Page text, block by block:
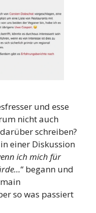
und esse
nicht auch
schreiben?
einer Diskussion
ich mich für
“ begann und
so was passiert